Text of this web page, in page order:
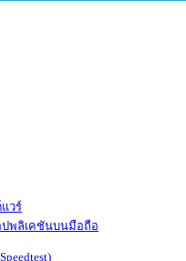
วร์
ปพลิเคชันบนมือถือ